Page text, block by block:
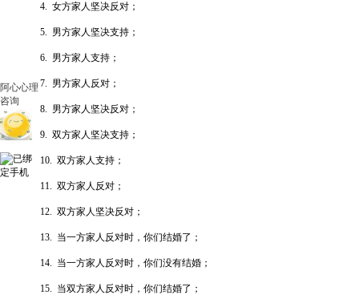
阿心心理
咨询
4. 女方家人坚决反对；
5. 男方家人坚决支持；
6. 男方家人支持；
7. 男方家人反对；
8. 男方家人坚决反对；
9. 双方家人坚决支持；
10. 双方家人支持；
11. 双方家人反对；
12. 双方家人坚决反对；
13. 当一方家人反对时，你们结婚了；
14. 当一方家人反对时，你们没有结婚；
15. 当双方家人反对时，你们结婚了；